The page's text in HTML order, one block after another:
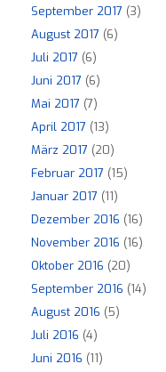
September 2017 (3)
August 2017 (6)
Juli 2017 (6)
Juni 2017 (6)
Mai 2017 (7)
April 2017 (13)
März 2017 (20)
Februar 2017 (15)
Januar 2017 (11)
Dezember 2016 (16)
November 2016 (16)
Oktober 2016 (20)
September 2016 (14)
August 2016 (5)
Juli 2016 (4)
Juni 2016 (11)